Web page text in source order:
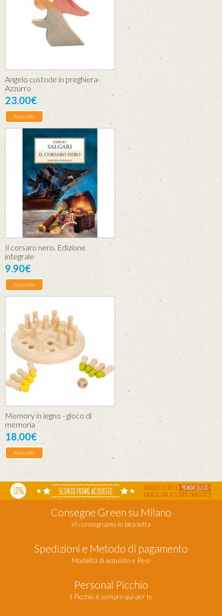
Angelo custode in preghiera-
Azzurro
23.00€
Acquista
Il corsaro nero. Edizione
integrale
9.90€
Acquista
Memory in legno - gioco di
memoria
18.00€
Acquista
Consegne Green su Milano
Vi consegnamo in bicicletta
Spedizioni e Metodo di pagamento
Modalità di acquisto e Resi
Personal Picchio
il Picchio è sempre qui per te